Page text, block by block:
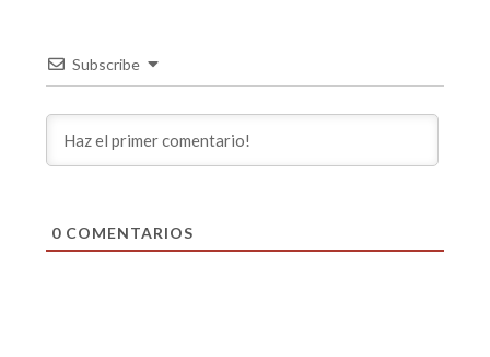
Subscribe
0COMENTARIOS